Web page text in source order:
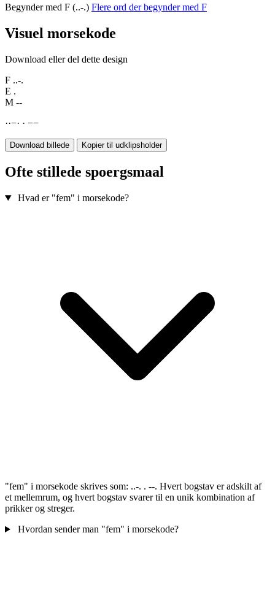
Begynder med F (..-.) Flere ord der begynder med F
Visuel morsekode
Download eller del dette design
F ..-.
E .
M --
··−· · −−
Download billede Kopier til udklipsholder
Ofte stillede spoergsmaal
Hvad er "fem" i morsekode?
"fem" i morsekode skrives som: ..-. . --. Hvert bogstav er adskilt af
et mellemrum, og hvert bogstav svarer til en unik kombination af
prikker og streger.
Hvordan sender man "fem" i morsekode?